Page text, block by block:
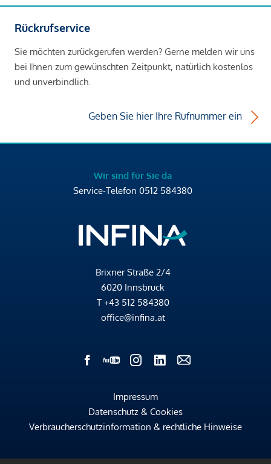
Rückrufservice
Sie möchten zurückgerufen werden? Gerne melden wir uns
bei Ihnen zum gewünschten Zeitpunkt, natürlich kostenlos
und unverbindlich.
Geben Sie hier Ihre Rufnummer ein
Wir sind für Sie da
Service-Telefon 0512 584380
Brixner Straße 2/4
6020 Innsbruck
T +43 512 584380
office@infina.at
Impressum
Datenschutz & Cookies
Verbraucherschutzinformation & rechtliche Hinweise